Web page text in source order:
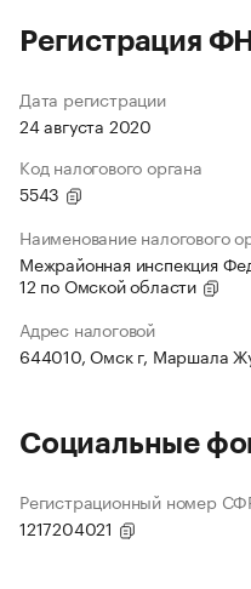
Регистрация
Дата регистрации
24 августа 2020
Код налогового органа
5543
Наименование налогового
Межрайонная инспекция
12 по Омской области
Адрес налоговой
644010, Омск г, Маршала
Социальные
Регистрационный номер
1217204021